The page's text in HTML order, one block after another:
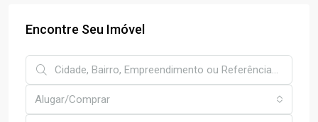
Encontre Seu Imóvel
Alugar/Comprar